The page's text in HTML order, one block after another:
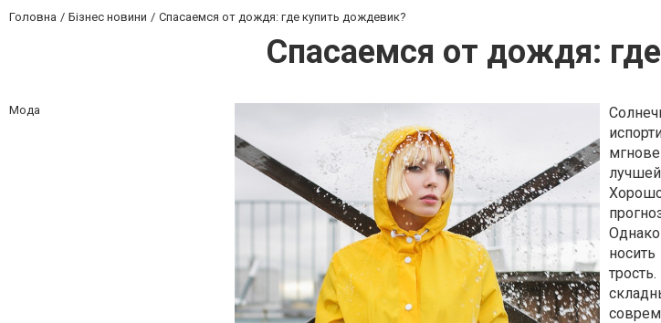
Головна Бізнес новини Спасаемся от дождя: где купить дождевик?
Спасаемся от дождя:
Мода